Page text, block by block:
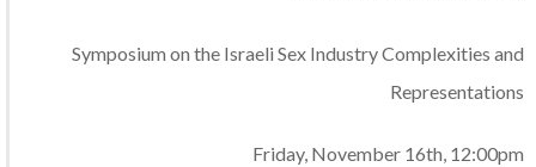
Symposium on the Israeli Sex Industry Complexities and
Representations
Friday, November 16th, 12:00pm